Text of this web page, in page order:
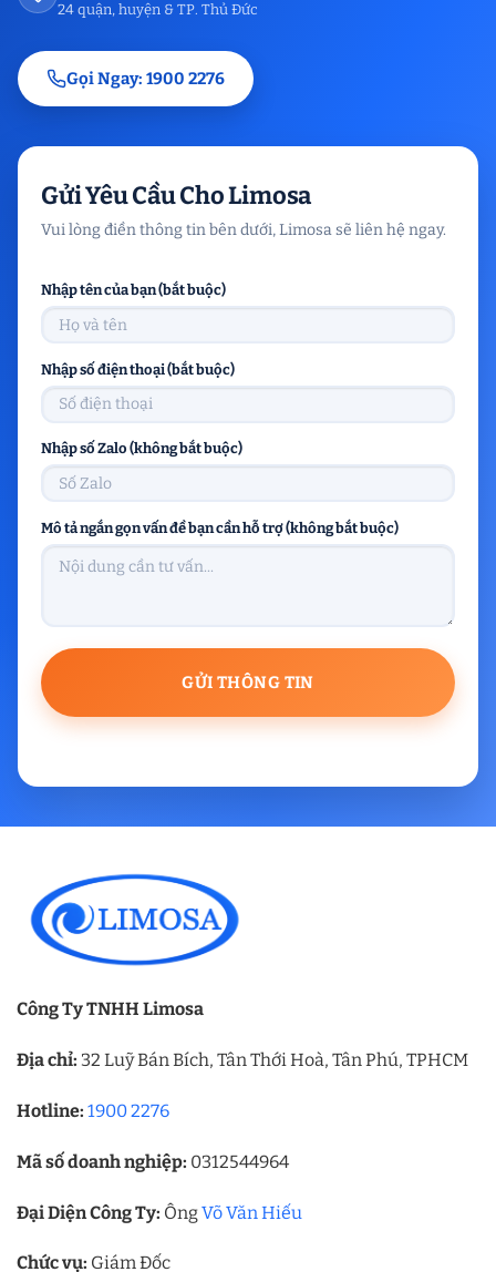
24 quận, huyện & TP. Thủ Đức
Gọi Ngay: 1900 2276
Gửi Yêu Cầu Cho Limosa
Vui lòng điền thông tin bên dưới, Limosa sẽ liên hệ ngay.
Nhập tên của bạn (bắt buộc)
Nhập số điện thoại (bắt buộc)
Nhập số Zalo (không bắt buộc)
Mô tả ngắn gọn vấn đề bạn cần hỗ trợ (không bắt buộc)
Công Ty TNHH Limosa
Địa chỉ: 32 Luỹ Bán Bích, Tân Thới Hoà, Tân Phú, TPHCM
Hotline: 1900 2276
Mã số doanh nghiệp: 0312544964
Đại Diện Công Ty: ÔngVõ Văn Hiếu
Chức vụ: Giám Đốc